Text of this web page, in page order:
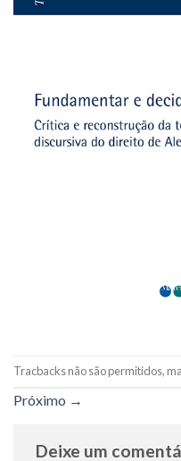
Tracbacks não são permitidos,
Próximo →
Deixe um